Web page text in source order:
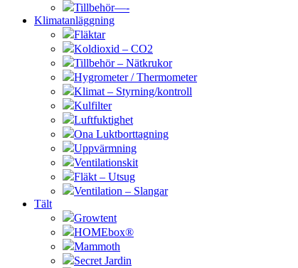
Tillbehör—-
Klimatanläggning
Fläktar
Koldioxid – CO2
Tillbehör – Nätkrukor
Hygrometer / Thermometer
Klimat – Styrning/kontroll
Kulfilter
Luftfuktighet
Ona Luktborttagning
Uppvärmning
Ventilationskit
Fläkt – Utsug
Ventilation – Slangar
Tält
Growtent
HOMEbox®
Mammoth
Secret Jardin